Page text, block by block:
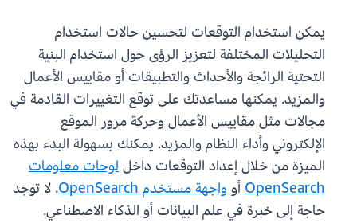
يمكن استخدام التوقعات لتحسين حالات استخدام
التحليلات المختلفة لتعزيز الرؤى حول استخدام البنية
التحتية الرائجة والأحداث والتطبيقات أو مقاييس الأعمال
والمزيد. يمكنها مساعدتك على توقع التغييرات القادمة في
مجالات مثل مقاييس الأعمال وحركة مرور الموقع
الإلكتروني وأداء النظام والمزيد. يمكنك بسهولة البدء بهذه
الميزة من خلال إعداد التوقعات داخللوحات معلومات
OpenSearchأو واجهة مستخدم OpenSearch
. لا توجد
حاجة إلى خبرة في علم البيانات أو الذكاء الاصطناعي.